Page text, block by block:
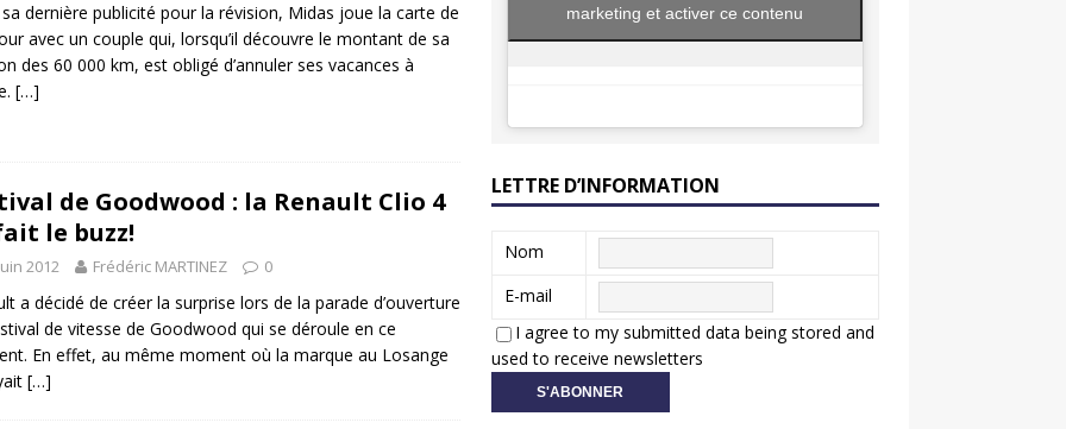
dernière publicité pour la révision, Midas joue la carte de
avec un couple qui, lorsqu’il découvre le montant de sa
des 60 000 km, est obligé d’annuler ses vacances à
[…]
de Goodwood : la Renault Clio 4
le buzz!
2012 Frédéric MARTINEZ 0
a décidé de créer la surprise lors de la parade d’ouverture
de vitesse de Goodwood qui se déroule en ce
En effet, au même moment où la marque au Losange
[…]
marketing et activer ce contenu
LETTRE D’INFORMATION
Nom
E-mail
I agree to my submitted data being stored and
used to receive newsletters